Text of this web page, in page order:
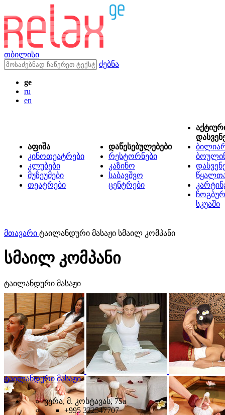
თბილისი
ძებნა
ge
ru
en
აფიშა
კინოთეატრები
კლუბები
მუზეუმები
თეატრები
დაწესებულებები
რესტორნები
კაზინო
საბავშვო
ცენტრები
სკუაში
მთავარი ტაილანდური მასაჟი სმაილ კომპანი
სმაილ კომპანი
ტაილანდური მასაჟი
ტაილანდური მასაჟი
ვერა, მ. კოსტავას, 75a
+995 322547707